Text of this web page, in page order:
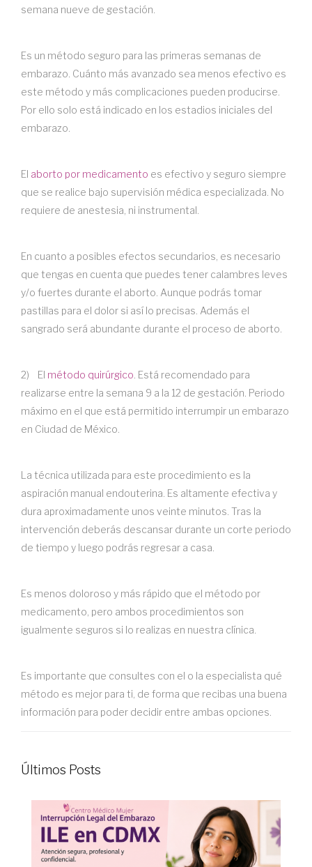
semana nueve de gestación.
Es un método seguro para las primeras semanas de
embarazo. Cuánto más avanzado sea menos efectivo es
este método y más complicaciones pueden producirse.
Por ello solo está indicado en los estadios iniciales del
embarazo.
El aborto por medicamento es efectivo y seguro siempre
que se realice bajo supervisión médica especializada. No
requiere de anestesia, ni instrumental.
En cuanto a posibles efectos secundarios, es necesario
que tengas en cuenta que puedes tener calambres leves
y/o fuertes durante el aborto. Aunque podrás tomar
pastillas para el dolor si así lo precisas. Además el
sangrado será abundante durante el proceso de aborto.
2) El método quirúrgico . Está recomendado para
realizarse entre la semana 9 a la 12 de gestación. Periodo
máximo en el que está permitido interrumpir un embarazo
en Ciudad de México.
La técnica utilizada para este procedimiento es la
aspiración manual endouterina. Es altamente efectiva y
dura aproximadamente unos veinte minutos. Tras la
intervención deberás descansar durante un corte periodo
de tiempo y luego podrás regresar a casa.
Es menos doloroso y más rápido que el método por
medicamento, pero ambos procedimientos son
igualmente seguros si lo realizas en nuestra clínica.
Es importante que consultes con el o la especialista qué
método es mejor para ti, de forma que recibas una buena
información para poder decidir entre ambas opciones.
Últimos Posts